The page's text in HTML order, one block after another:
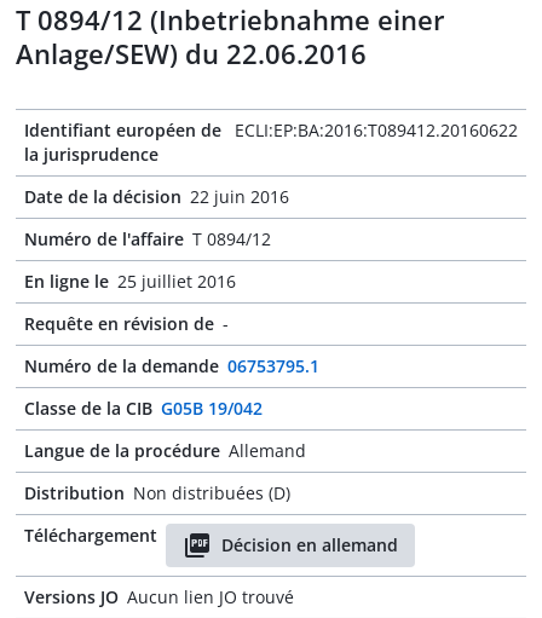
T 0894/12 (Inbetriebnahme einer
Anlage/SEW) du 22.06.2016
Identifiant européen de
la jurisprudence
ECLI:EP:BA:2016:T089412.20160622
Date de la décision 22 juin 2016
Numéro de l'affaire T 0894/12
En ligne le 25 juilliet 2016
Requête en révision de -
Numéro de la demande 06753795.1
Classe de la CIB G05B 19/042
Langue de la procédure Allemand
Distribution Non distribuées (D)
Téléchargement
Décision en allemand
Versions JO Aucun lien JO trouvé